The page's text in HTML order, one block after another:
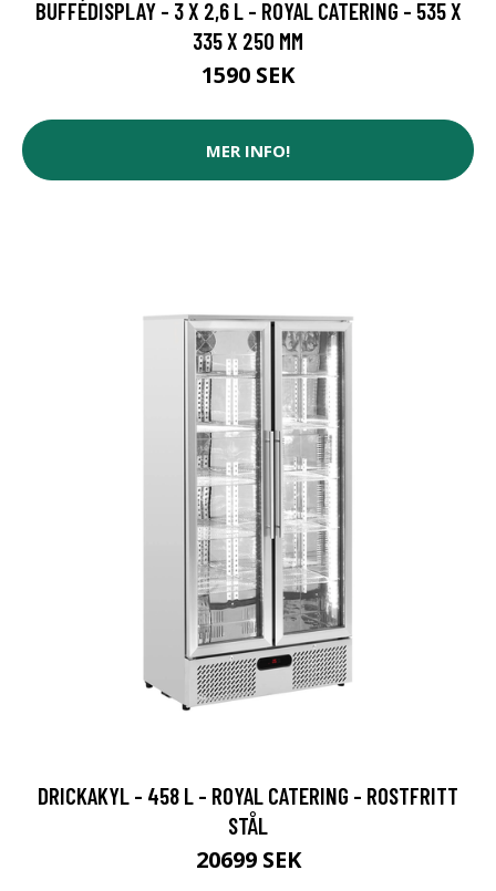
BUFFÉDISPLAY - 3 X 2,6 L - ROYAL CATERING - 535 X
335 X 250 MM
1590 SEK
MER INFO!
DRICKAKYL - 458 L - ROYAL CATERING - ROSTFRITT
STÅL
20699 SEK